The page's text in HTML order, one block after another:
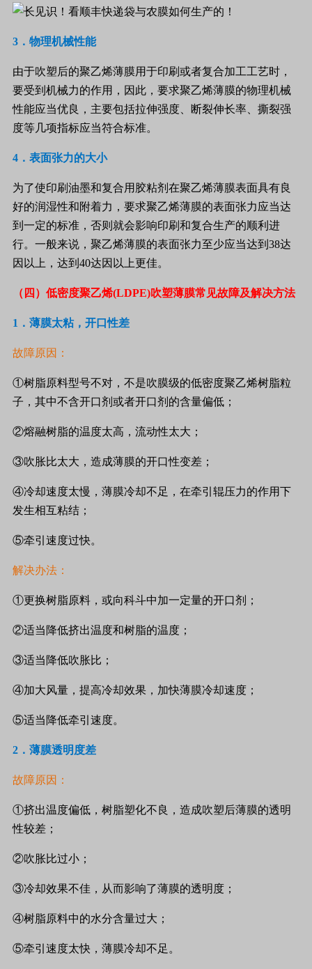
3 ．物理机械性能
由于吹塑后的聚乙烯薄膜用于印刷或者复合加工工艺时，
要受到机械力的作用，因此，要求聚乙烯薄膜的物理机械
性能应当优良，主要包括拉伸强度、断裂伸长率、撕裂强
度等几项指标应当符合标准。
4 ．表面张力的大小
为了使印刷油墨和复合用胶粘剂在聚乙烯薄膜表面具有良
好的润湿性和附着力，要求聚乙烯薄膜的表面张力应当达
到一定的标准，否则就会影响印刷和复合生产的顺利进
行。一般来说，聚乙烯薄膜的表面张力至少应当达到 38达
因以上，达到 40达因以上更佳。
（四）低密度聚乙烯(LDPE)吹塑薄膜常见故障及解决方法
1 ．薄膜太粘，开口性差
故障原因：
①树脂原料型号不对，不是吹膜级的低密度聚乙烯树脂粒
子，其中不含开口剂或者开口剂的含量偏低；
②熔融树脂的温度太高，流动性太大；
③吹胀比太大，造成薄膜的开口性变差；
④冷却速度太慢，薄膜冷却不足，在牵引辊压力的作用下
发生相互粘结；
⑤牵引速度过快。
解决办法：
①更换树脂原料，或向科斗中加一定量的开口剂；
②适当降低挤出温度和树脂的温度；
③适当降低吹胀比；
④加大风量，提高冷却效果，加快薄膜冷却速度；
⑤适当降低牵引速度。
2 ．薄膜透明度差
故障原因：
①挤出温度偏低，树脂塑化不良，造成吹塑后薄膜的透明
性较差；
②吹胀比过小；
③冷却效果不佳，从而影响了薄膜的透明度；
④树脂原料中的水分含量过大；
⑤牵引速度太快，薄膜冷却不足。